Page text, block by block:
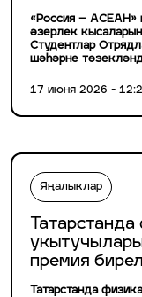
«Россия – АСЕАН»
әзерлек
Студентлар
шәһәрне
17 июня 2026 -
Яңалыклар
премия
Татарстанда